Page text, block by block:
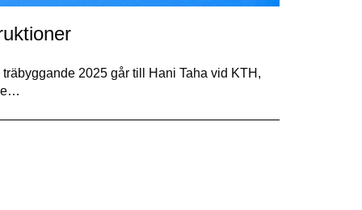
2025 går till Hani Taha vid KTH,